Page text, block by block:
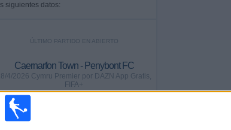
siguientes datos:
ÚLTIMO PARTIDO EN ABIERTO
Caernarfon Town - Penybont FC
4/2026 Cymru Premier por DAZN App Gratis,
FIFA+